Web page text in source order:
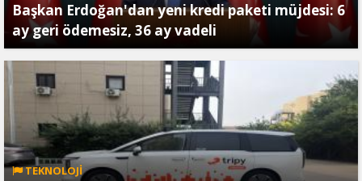
Başkan Erdoğan'dan yeni kredi paketi müjdesi: 6
ay geri ödemesiz, 36 ay vadeli
TEKNOLOJİ